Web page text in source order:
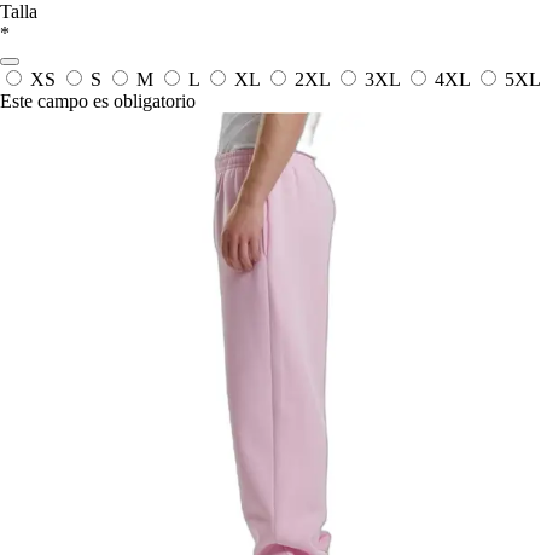
Talla
*
XS S M L XL 2XL 3XL 4XL
5XL
Este campo es obligatorio